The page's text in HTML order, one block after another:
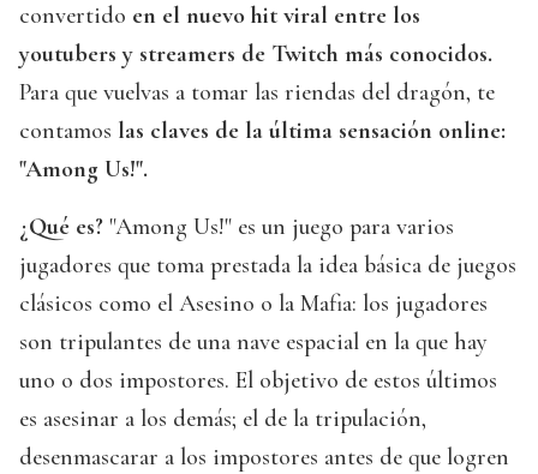
convertido en el nuevo hit viral entre los
youtubers y streamers de Twitch más conocidos.
Para que vuelvas a tomar las riendas del dragón, te
contamos las claves de la última sensación online:
"Among Us!".
¿Qué es? "Among Us!" es un juego para varios
jugadores que toma prestada la idea básica de juegos
clásicos como el Asesino o la Mafia: los jugadores
son tripulantes de una nave espacial en la que hay
uno o dos impostores. El objetivo de estos últimos
es asesinar a los demás; el de la tripulación,
desenmascarar a los impostores antes de que logren